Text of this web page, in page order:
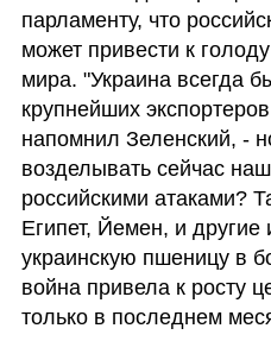
парламенту, что
может привести к
мира. "Украина всегда
крупнейших
напомнил Зеленский, -
возделывать сейчас
российскими атаками?
Египет, Йемен, и другие
украинскую пшеницу в
война привела к росту
только в последнем